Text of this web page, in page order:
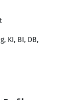
KI, BI, DB,